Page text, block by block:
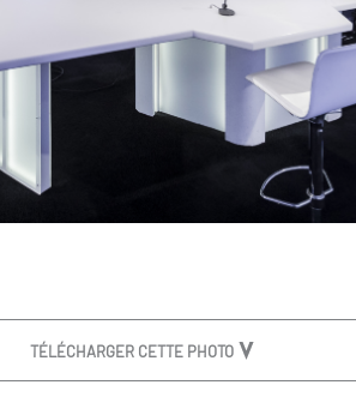
TÉLÉCHARGER CETTE PHOTO